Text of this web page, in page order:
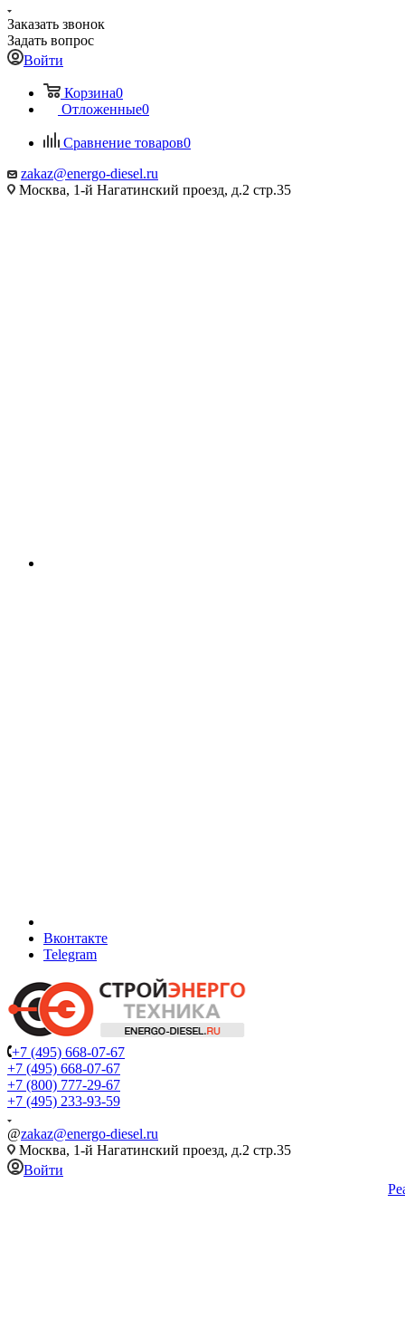
Заказать звонок
Задать вопрос
Войти
Корзина0
Отложенные0
Сравнение товаров0
zakaz@energo-diesel.ru
Москва, 1-й Нагатинский проезд, д.2 стр.35
Вконтакте
Telegram
+7 (495) 668-07-67
+7 (495) 668-07-67
+7 (800) 777-29-67
+7 (495) 233-93-59
@zakaz@energo-diesel.ru
Москва, 1-й Нагатинский проезд, д.2 стр.35
Войти